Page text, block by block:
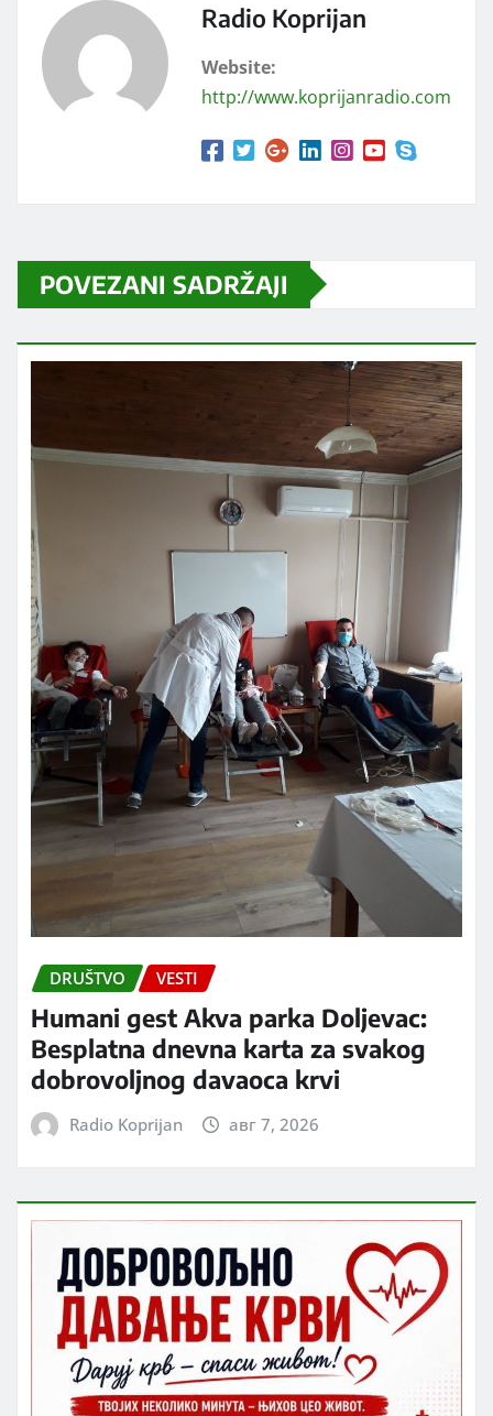
Radio Koprijan
Website:
http://www.koprijanradio.com
POVEZANI SADRŽAJI
DRUŠTVO VESTI
Humani gest Akva parka Doljevac:
Besplatna dnevna karta za svakog
dobrovoljnog davaoca krvi
Radio Koprijan авг 7, 2026